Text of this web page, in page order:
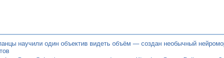
научили один объектив видеть объём — создан необычный